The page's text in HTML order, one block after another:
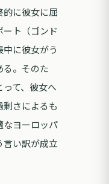
的に彼女に屈
ート（ゴンド
に彼女がう
る。そのた
て、彼女へ
剰さによるも
なヨーロッパ
言い訳が成立